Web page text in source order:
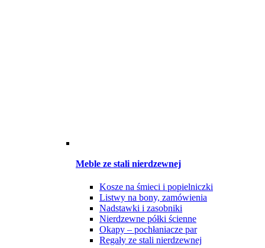
Meble ze stali nierdzewnej
Kosze na śmieci i popielniczki
Listwy na bony, zamówienia
Nadstawki i zasobniki
Nierdzewne półki ścienne
Okapy – pochłaniacze par
Regały ze stali nierdzewnej